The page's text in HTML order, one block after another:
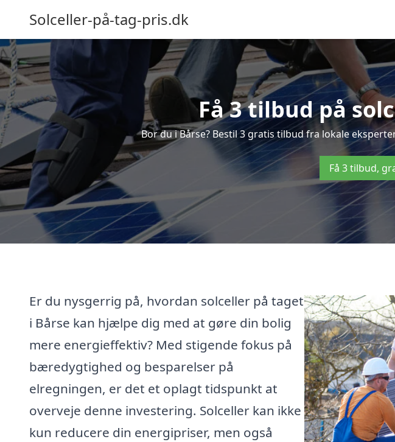
Solceller-på-tag-pris.dk
Få 3 tilbud på
Bor du i Bårse? Bestil 3 gratis tilbud fra lokale
Få 3 tilbud,
Er du nysgerrig på, hvordan solceller på taget
i Bårse kan hjælpe dig med at gøre din bolig
mere energieffektiv? Med stigende fokus på
bæredygtighed og besparelser på
elregningen, er det et oplagt tidspunkt at
overveje denne investering. Solceller kan ikke
kun reducere din energipriser, men også